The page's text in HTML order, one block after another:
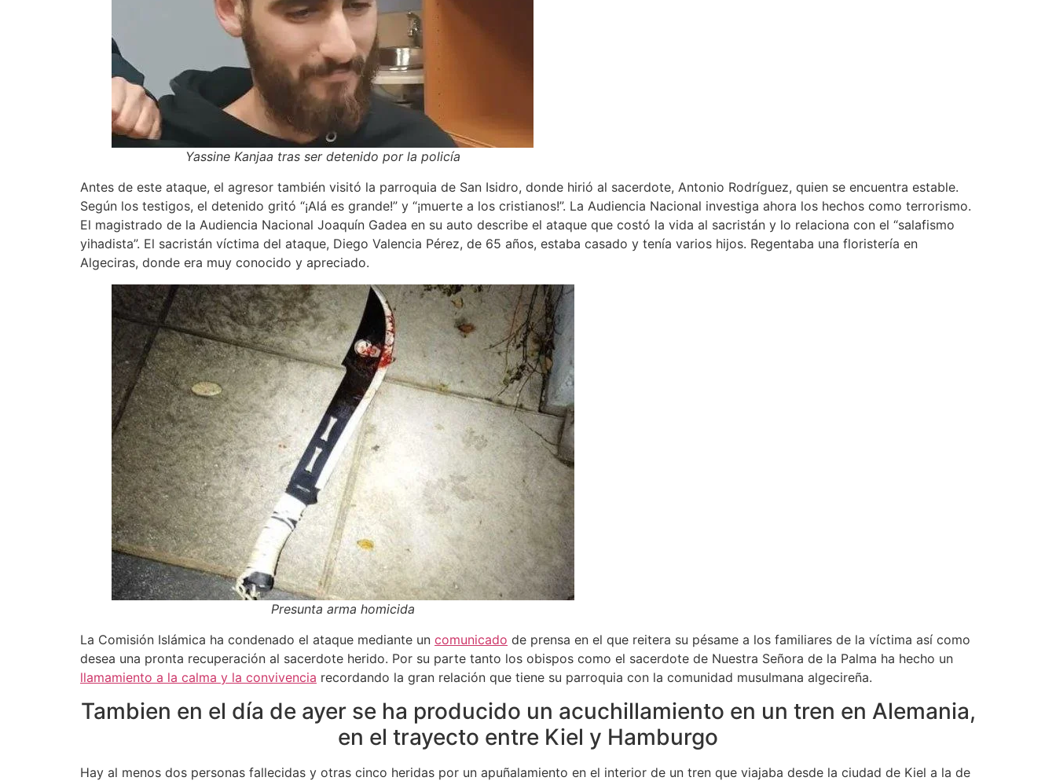
Yassine Kanjaa tras ser detenido por la policía
Antes de este ataque, el agresor también visitó la parroquia de San Isidro, donde hirió al sacerdote, Antonio Rodríguez, quien se encuentra estable.
Según los testigos, el detenido gritó “¡Alá es grande!” y “¡muerte a los cristianos!”. La Audiencia Nacional investiga ahora los hechos como terrorismo.
El magistrado de la Audiencia Nacional Joaquín Gadea en su auto describe el ataque que costó la vida al sacristán y lo relaciona con el “salafismo
yihadista”. El sacristán víctima del ataque, Diego Valencia Pérez, de 65 años, estaba casado y tenía varios hijos. Regentaba una floristería en
Algeciras, donde era muy conocido y apreciado.
Presunta arma homicida
La Comisión Islámica ha condenado el ataque mediante un comunicado de prensa en el que reitera su pésame a los familiares de la víctima así como
desea una pronta recuperación al sacerdote herido. Por su parte tanto los obispos como el sacerdote de Nuestra Señora de la Palma ha hecho un
llamamiento a la calma y la convivencia recordando la gran relación que tiene su parroquia con la comunidad musulmana algecireña.
Tambien en el día de ayer se ha producido un acuchillamiento en un tren en Alemania,
en el trayecto entre Kiel y Hamburgo
Hay al menos dos personas fallecidas y otras cinco heridas por un apuñalamiento en el interior de un tren que viajaba desde la ciudad de Kiel a la de